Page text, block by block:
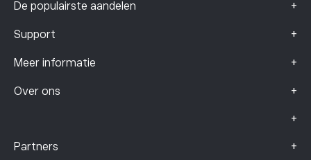
De populairste aandelen +
Support +
Meer informatie +
Over ons +
+
Partners +